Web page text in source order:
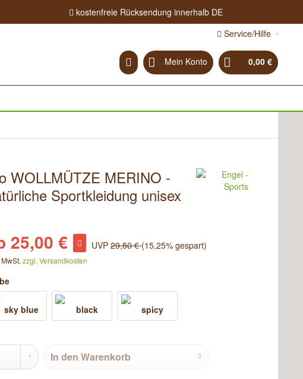
kostenfreie Rücksendung innerhalb DE
Service/Hilfe
Mein Konto 0,00 €
WOLLMÜTZE MERINO -
Sportkleidung unisex
25,00 € UVP29,50 €(15,25% gespart)
MwSt.zzgl. Versandkosten
In den Warenkorb